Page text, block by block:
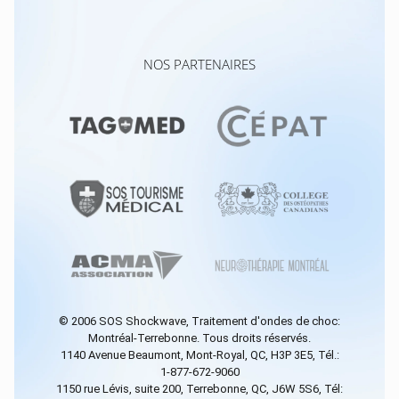
NOS PARTENAIRES
© 2006 SOS Shockwave, Traitement d'ondes de choc:
Montréal-Terrebonne. Tous droits réservés.
1140 Avenue Beaumont, Mont-Royal, QC, H3P 3E5, Tél.:
1-877-672-9060
1150 rue Lévis, suite 200, Terrebonne, QC, J6W 5S6, Tél: